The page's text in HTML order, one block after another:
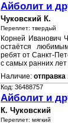
Айболит и
Чуковский К.
Переплет: твердый
Корней Иванович
остаётся
ребят от Санкт-
с самых ранних лет
Наличие: отправка
Код: 36488757
Айболит и
К. Чуковский
Переплет: мягкий